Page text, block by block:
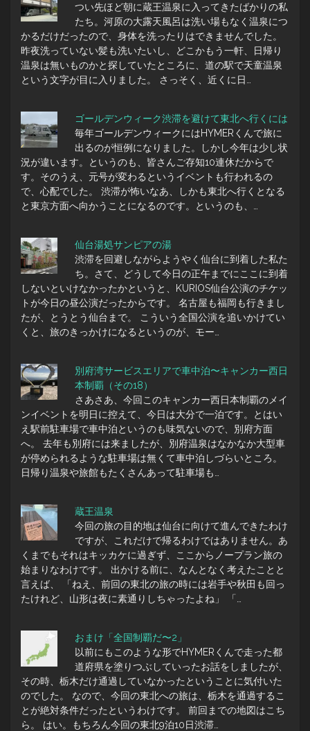
つい先ほど朝に蔵王温泉に入ってきたばかりの私
たち。河原の大露天風呂は洗い場もなく温泉につ
かるだけだったので、身体を洗ったりはできませんでした。
昨夜洗っていない髪も洗いたいし、どこかもう一軒、日帰り
温泉は無いものかと探していたところに、道の駅で天童温泉
という文字が目に入りました。 さっそく、近くに日…
ゴールデンウィーク渋滞を避けて東北へ行くには
毎年ゴールデンウィークにはHYMERくんで旅に
出るのが恒例になりました。しかし今年は少し状
況が違います。というのも、皆さんご存知10連休だからで
す。そのうえ、元号が変わるというイベントも行われるの
で、心配でした。 渋滞が怖いなあ、しかも東北へ行くとなる
と東京方面へ向かうことになるのです。というのも、…
仙台湯処サンピアの湯
渋滞を回避しながらようやく仙台に到着した私た
ち。さて、どうして今日の正午までにここに到着
しないといけなかったかというと、KURIOS仙台公演のチケッ
トが今日の昼公演だったからです。 名古屋も福岡も行きまし
たが、とうとう仙台まで。 こういう全国公演を追いかけてい
くと、旅のきっかけになるというのが、モー…
別府湾サービスエリアで車中泊〜キャンカー西日
本制覇（その18）
さあさあ、今回このキャンカー西日本制覇のメイ
ンイベントを明日に控えて、今日は大分で一泊です。とはい
え駅前駐車場で車中泊というのも味気ないので、別府方面
へ。 去年も別府には来ましたが、別府温泉はなかなか大型車
が停められるような駐車場は無くて車中泊しづらいところ。
日帰り温泉や旅館もたくさんあって駐車場も…
蔵王温泉
今回の旅の目的地は仙台に向けて進んできたわけ
ですが、これだけで帰るわけではありません。あ
くまでもそれはキッカケに過ぎず、ここからノープラン旅の
始まりなわけです。 出かける前に、なんとなく考えたことと
言えば、 「ねえ、前回の東北の旅の時には岩手や秋田も回っ
たけれど、山形は夜に素通りしちゃったよね」 「…
おまけ「全国制覇だ〜2」
以前にもこのような形でHYMERくんで走った都
道府県を塗りつぶしていったお話をしましたが、
その時、栃木だけ通過していなかったということに気付いた
のでした。 なので、今回の東北への旅は、栃木を通過するこ
とが絶対条件だったというわけです。 前回までの地図はこち
ら。 はい。もちろん今回の東北9泊10日渋滞…